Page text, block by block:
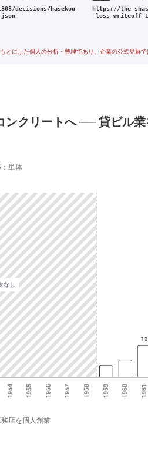
decisions/hasekou
https://the-
-loss-writeoff-
とにした個人の分析・整理であり、企業の公式見解で
ンクリートへ ── 貸ビル
単体
店を個人創業